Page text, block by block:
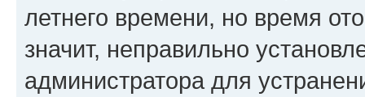
летнего времени, но время
значит, неправильно
администратора для